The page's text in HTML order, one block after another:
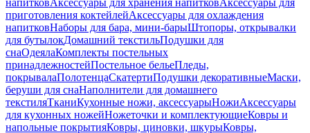
напитковАксессуары для хранения напитковАксессуары для
приготовления коктейлейАксессуары для охлаждения
напитковНаборы для бара, мини-барыШтопоры, открывалки
для бутылокДомашний текстильПодушки для
снаОдеялаКомплекты постельных
принадлежностейПостельное бельеПледы,
покрывалаПолотенцаСкатертиПодушки декоративныеМаски,
беруши для снаНаполнители для домашнего
текстиляТканиКухонные ножи, аксессуарыНожиАксессуары
для кухонных ножейНожеточки и комплектующиеКовры и
напольные покрытияКовры, циновки, шкурыКовры,